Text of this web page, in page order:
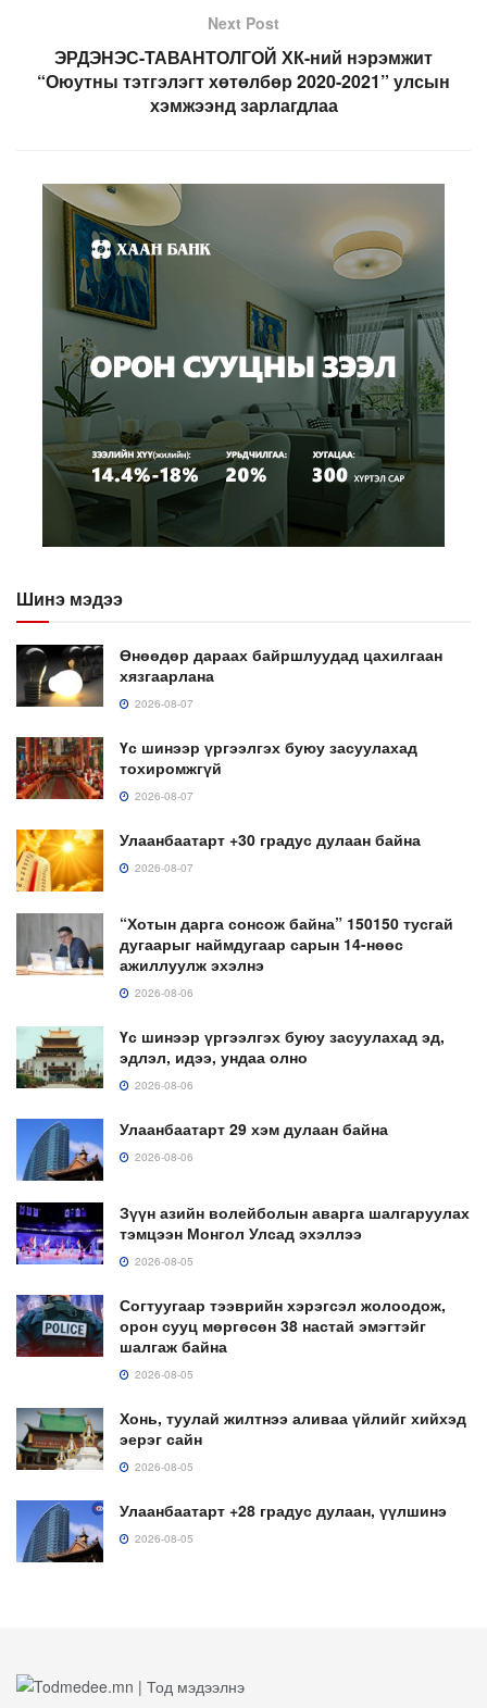
Next Post
ЭРДЭНЭС-ТАВАНТОЛГОЙ ХК-ний нэрэмжит
“Оюутны тэтгэлэгт хөтөлбөр 2020-2021” улсын
хэмжээнд зарлагдлаа
Шинэ мэдээ
Өнөөдөр дараах байршлуудад цахилгаан
хязгаарлана
2026-08-07
Үс шинээр үргээлгэх буюу засуулахад
тохиромжгүй
2026-08-07
Улаанбаатарт +30 градус дулаан байна
2026-08-07
“Хотын дарга сонсож байна” 150150 тусгай
дугаарыг наймдугаар сарын 14-нөөс
ажиллуулж эхэлнэ
2026-08-06
Үс шинээр үргээлгэх буюу засуулахад эд,
эдлэл, идээ, ундаа олно
2026-08-06
Улаанбаатарт 29 хэм дулаан байна
2026-08-06
Зүүн азийн волейболын аварга шалгаруулах
тэмцээн Монгол Улсад эхэллээ
2026-08-05
Согтуугаар тээврийн хэрэгсэл жолоодож,
орон сууц мөргөсөн 38 настай эмэгтэйг
шалгаж байна
2026-08-05
Хонь, туулай жилтнээ аливаа үйлийг хийхэд
эерэг сайн
2026-08-05
Улаанбаатарт +28 градус дулаан, үүлшинэ
2026-08-05